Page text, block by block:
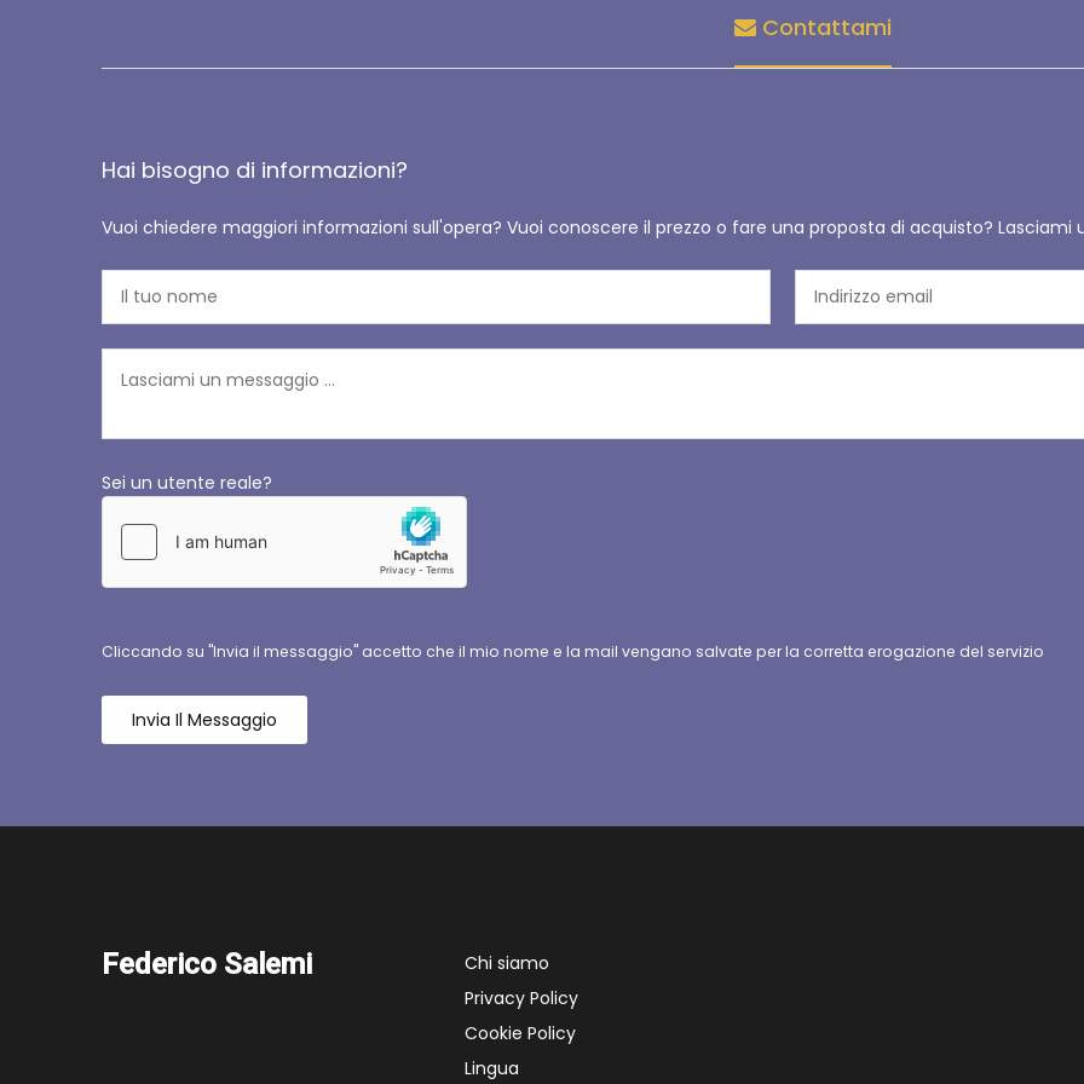
Contattami
Hai bisogno di informazioni?
Vuoi chiedere maggiori informazioni sull'opera? Vuoi conoscere il prezzo o fare una proposta di acquisto? Lasciami
Sei un utente reale?
Cliccando su "Invia il messaggio" accetto che il mio nome e la mail vengano salvate per la corretta erogazione del servizio
Invia Il Messaggio
Federico Salemi
Chi siamo
Privacy Policy
Cookie Policy
Lingua